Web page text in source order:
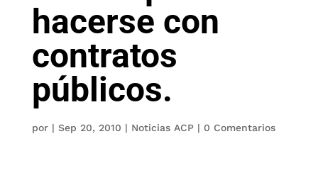
hacerse con
contratos
públicos.
por | Sep 20, 2010 | Noticias ACP | 0 Comentarios